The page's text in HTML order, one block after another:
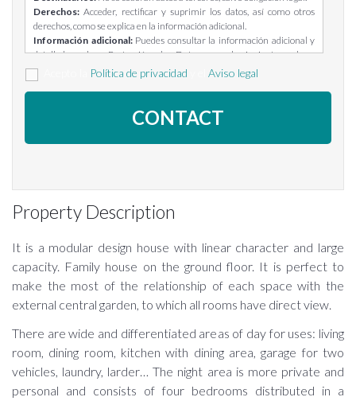
Derechos:Acceder, rectificar y suprimir los datos, así como otros
derechos, como se explica en la información adicional.
Información adicional:Puedes consultar la información adicional y
detallada sobre Protección de Datos en el siguiente enlace:
https://casasinhaus.com/ley-de-proteccion-de-datos/
Política de privacidad Aviso legal
Property Description
It is a modular design house with linear character and large
capacity. Family house on the ground floor. It is perfect to
make the most of the relationship of each space with the
external central garden, to which all rooms have direct view.
There are wide and differentiated areas of day for uses: living
room, dining room, kitchen with dining area, garage for two
vehicles, laundry, larder… The night area is more private and
personal and consists of four bedrooms distributed in a